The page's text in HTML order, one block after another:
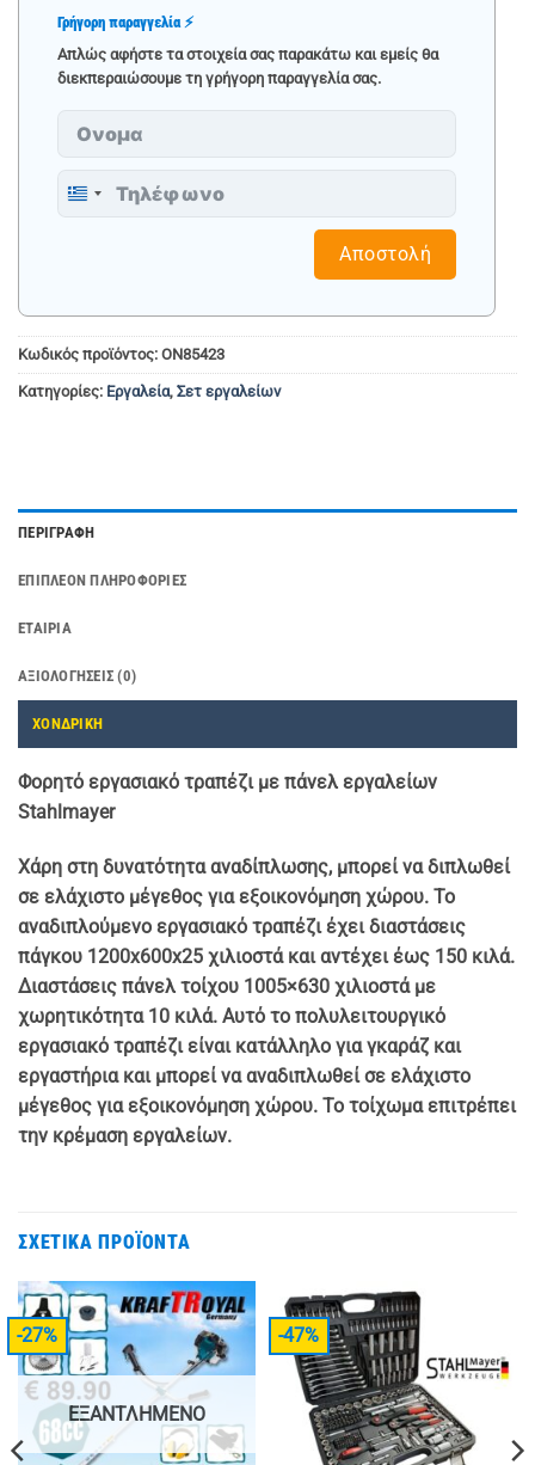
Γρήγορη παραγγελία ⚡
Απλώς αφήστε τα στοιχεία σας παρακάτω και εμείς θα
διεκπεραιώσουμε τη γρήγορη παραγγελία σας.
Greece
Αποστολή
Κωδικός προϊόντος: ON85423
Κατηγορίες: Εργαλεία, Σετ εργαλείων
ΠΕΡΙΓΡΑΦΉ
ΕΠΙΠΛΈΟΝ ΠΛΗΡΟΦΟΡΊΕΣ
ΕΤΑΙΡΊΑ
ΑΞΙΟΛΟΓΉΣΕΙΣ (0)
ΧΟΝΔΡΙΚΗ
Φορητό εργασιακό τραπέζι με πάνελ εργαλείων
Stahlmayer
Χάρη στη δυνατότητα αναδίπλωσης, μπορεί να διπλωθεί
σε ελάχιστο μέγεθος για εξοικονόμηση χώρου. Το
αναδιπλούμενο εργασιακό τραπέζι έχει διαστάσεις
πάγκου 1200x600x25 χιλιοστά και αντέχει έως 150 κιλά.
Διαστάσεις πάνελ τοίχου 1005×630 χιλιοστά με
χωρητικότητα 10 κιλά. Αυτό το πολυλειτουργικό
εργασιακό τραπέζι είναι κατάλληλο για γκαράζ και
εργαστήρια και μπορεί να αναδιπλωθεί σε ελάχιστο
μέγεθος για εξοικονόμηση χώρου. Το τοίχωμα επιτρέπει
την κρέμαση εργαλείων.
ΣΧΕΤΙΚΆ ΠΡΟΪΌΝΤΑ
-27%
ΕΞΑΝΤΛΗΜΈΝΟ
-47%